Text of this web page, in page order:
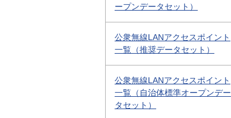
ープンデータセット）
公衆無線LANアクセスポイント
一覧（推奨データセット）
公衆無線LANアクセスポイント
一覧（自治体標準オープンデー
タセット）